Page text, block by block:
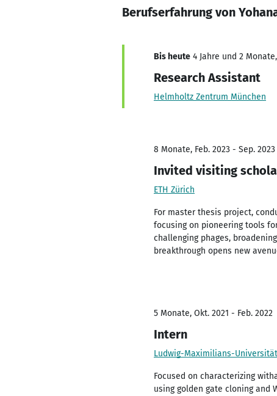
Berufserfahrung von
Bis heute 4 Jahre und 2
Research Assistant
Helmholtz Zentrum München
8 Monate, Feb. 2023 - Sep. 2023
Invited visiting
ETH Zürich
For master thesis project,
focusing on pioneering tools
challenging phages,
breakthrough opens new
5 Monate, Okt. 2021 - Feb. 2022
Intern
Ludwig-Maximilians-
Focused on characterizing
using golden gate cloning and